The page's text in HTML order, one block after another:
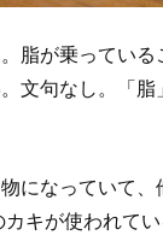
脂が乗ってい
文句なし。「
になっていて
キが使われてい